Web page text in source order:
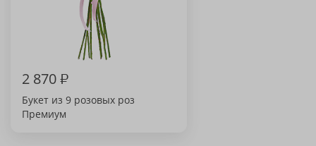
2 870₽
Букет из 9 розовых роз
Премиум